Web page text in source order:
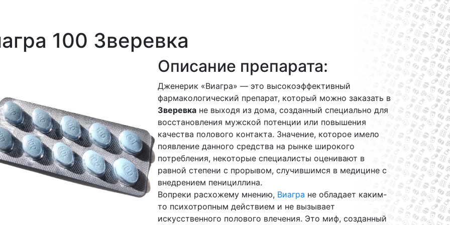
100 Зверевка
Описание препарата:
Дженерик «Виагра» — это высокоэффективный
фармакологический препарат, который можно заказать в
Зверевка не выходя из дома, созданный специально для
восстановления мужской потенции или повышения
качества полового контакта. Значение, которое имело
появление данного средства на рынке широкого
потребления, некоторые специалисты оценивают в
равной степени с прорывом, случившимся в медицине с
внедрением пенициллина.
Вопреки расхожему мнению, Виагра не обладает каким-
то психотропным действием и не вызывает
искусственного полового влечения. Это миф, созданный